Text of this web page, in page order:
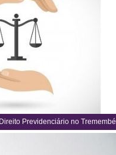
Previdenciário no Tremembé